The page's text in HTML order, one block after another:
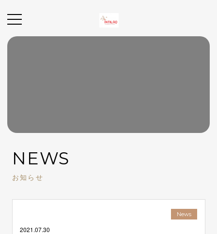
NEWS
お知らせ
News
2021.07.30